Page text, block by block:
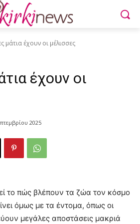
μάτια έχουν οι μέλισσες
έχουν οι
2025
το πώς βλέπουν τα ζώα τον κόσμο
όμως με τα έντομα, όπως οι
μεγάλες αποστάσεις μακριά